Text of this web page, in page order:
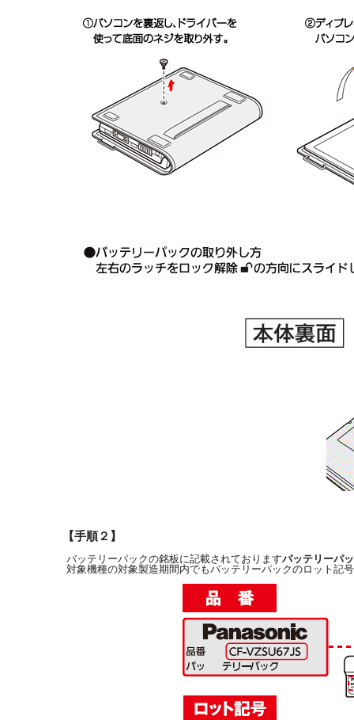
【手順２】
バッテリーパックの銘板に記載されておりますバッテリーパ
対象機種の対象製造期間内でもバッテリーパックのロット記